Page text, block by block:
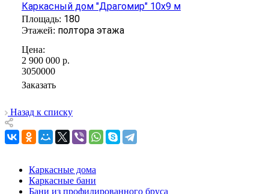
Каркасный дом "Драгомир" 10х9 м
180
полтора этажа
2 900 000 р.
3050000
Заказать
Назад к списку
Каркасные дома
Каркасные бани
Бани из профилированного бруса